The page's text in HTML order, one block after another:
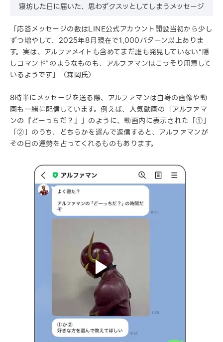
寝坊した日に届いた、思わずクスッとしてしまうメッセージ
「応答メッセージの数はLINE公式アカウント開設当初から少し
ずつ増やして、2025年8月現在で1,000パターン以上ありま
す。実は、アルファメイトも含めてまだ誰も発見していない“隠
しコマンド”のようなものも、アルファマンはこっそり用意して
いるようです」（森岡氏）
8時半にメッセージを送る際、アルファマンは自身の画像や動
画も一緒に配信しています。例えば、人気動画の「アルファマ
ンの『どーっちだ？』」のように、動画内に表示された「①」
「②」のうち、どちらかを選んで返信すると、アルファマンが
その日の運勢を占ってくれるものもあります。